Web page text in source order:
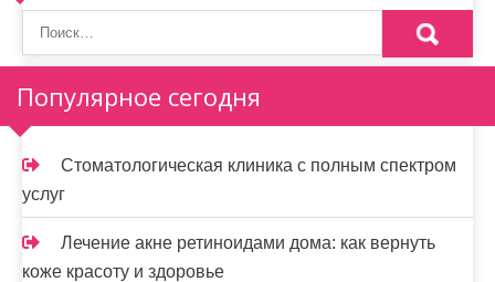
Популярное сегодня
Стоматологическая клиника с полным спектром
услуг
Лечение акне ретиноидами дома: как вернуть
коже красоту и здоровье